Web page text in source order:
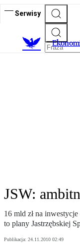
Serwisy
JSW:
16 mld zł na
to plany Jastrzębskiej
Publikacja: 24.11.2010 02:49